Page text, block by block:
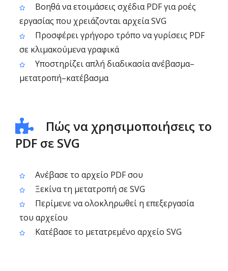
Βοηθά να ετοιμάσεις σχέδια PDF για ροές
εργασίας που χρειάζονται αρχεία SVG
Προσφέρει γρήγορο τρόπο να γυρίσεις PDF
σε κλιμακούμενα γραφικά
Υποστηρίζει απλή διαδικασία ανέβασμα–
μετατροπή–κατέβασμα
Πώς να χρησιμοποιήσεις το
PDF σε SVG
Ανέβασε το αρχείο PDF σου
Ξεκίνα τη μετατροπή σε SVG
Περίμενε να ολοκληρωθεί η επεξεργασία
του αρχείου
Κατέβασε το μετατρεμένο αρχείο SVG